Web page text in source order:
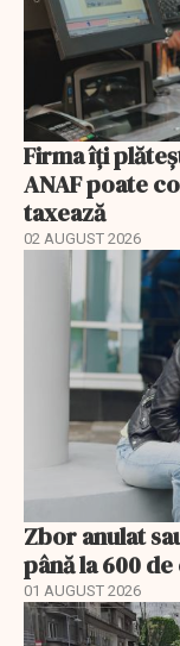
Firma îți
ANAF poate
taxează
02 AUGUST 2026
Zbor anulat
până la 600
01 AUGUST 2026